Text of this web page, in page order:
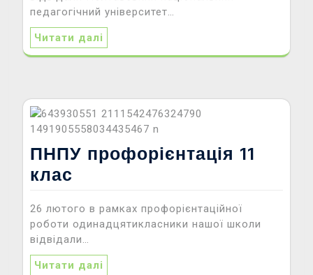
педагогічний університет…
Читати далі
ПНПУ профорієнтація 11
клас
26 лютого в рамках профорієнтаційної
роботи одинадцятикласники нашої школи
відвідали…
Читати далі